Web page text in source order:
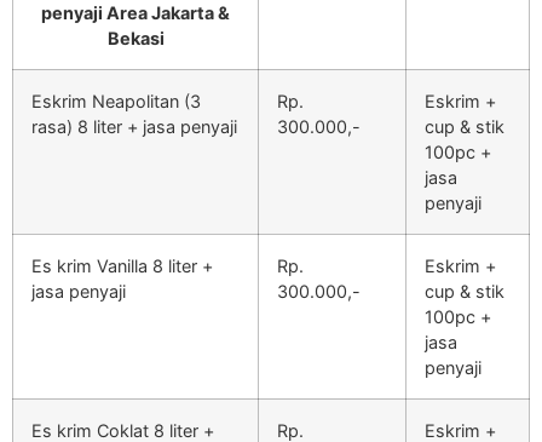
penyaji Area Jakarta &
Bekasi
Eskrim Neapolitan (3
rasa) 8 liter + jasa penyaji
Rp.
300.000,-
Eskrim +
cup & stik
100pc +
jasa
penyaji
Es krim Vanilla 8 liter +
jasa penyaji
Rp.
300.000,-
Eskrim +
cup & stik
100pc +
jasa
penyaji
Es krim Coklat 8 liter +
Rp.
Eskrim +